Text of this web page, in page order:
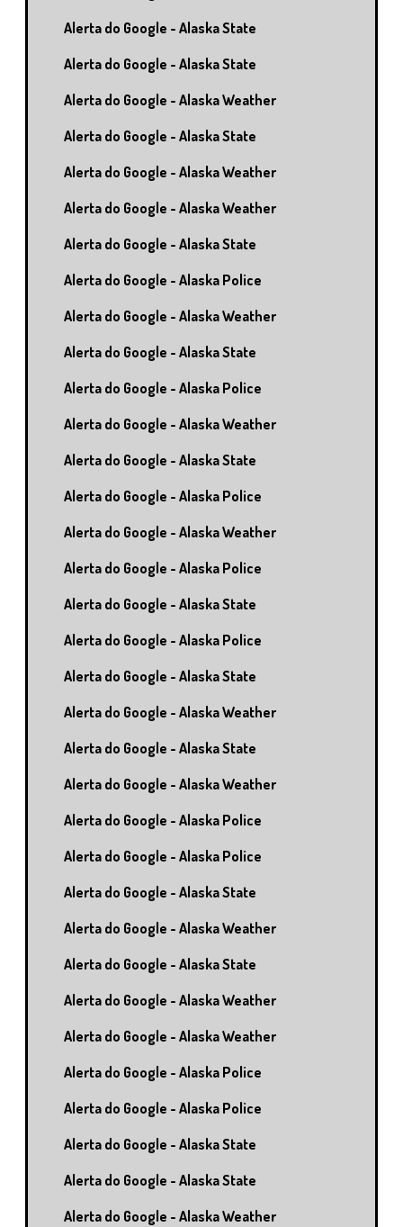
Alerta do Google - Alaska State
Alerta do Google - Alaska State
Alerta do Google - Alaska Weather
Alerta do Google - Alaska State
Alerta do Google - Alaska Weather
Alerta do Google - Alaska Weather
Alerta do Google - Alaska State
Alerta do Google - Alaska Police
Alerta do Google - Alaska Weather
Alerta do Google - Alaska State
Alerta do Google - Alaska Police
Alerta do Google - Alaska Weather
Alerta do Google - Alaska State
Alerta do Google - Alaska Police
Alerta do Google - Alaska Weather
Alerta do Google - Alaska Police
Alerta do Google - Alaska State
Alerta do Google - Alaska Police
Alerta do Google - Alaska State
Alerta do Google - Alaska Weather
Alerta do Google - Alaska State
Alerta do Google - Alaska Weather
Alerta do Google - Alaska Police
Alerta do Google - Alaska Police
Alerta do Google - Alaska State
Alerta do Google - Alaska Weather
Alerta do Google - Alaska State
Alerta do Google - Alaska Weather
Alerta do Google - Alaska Weather
Alerta do Google - Alaska Police
Alerta do Google - Alaska Police
Alerta do Google - Alaska State
Alerta do Google - Alaska State
Alerta do Google - Alaska Weather